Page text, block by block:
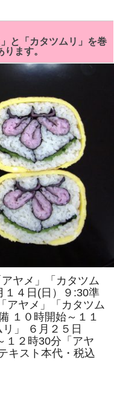
と「カタツムリ」を巻
ます。
ヤメ」「カタツム
１４日(日）９:30準
ヤメ」「カタツム
１０時開始～１１
」 ６月２５日
１２時30分「アヤ
キスト本代・税込